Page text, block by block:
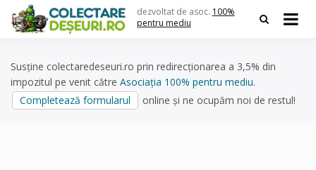
content
dezvoltat de asoc. 100%
pentru mediu
Susține colectaredeseuri.ro prin redirecționarea a 3,5% din
impozitul pe venit către Asociația 100% pentru mediu.
Completează formularul
online și ne ocupăm noi de restul!